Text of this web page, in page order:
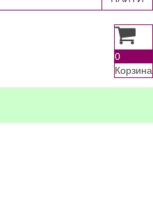
0
Корзина